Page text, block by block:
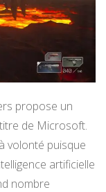
propose un
de Microsoft.
volonté puisque
artificielle
nombre